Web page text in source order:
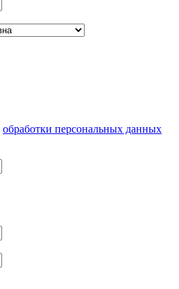
обработки персональных данных